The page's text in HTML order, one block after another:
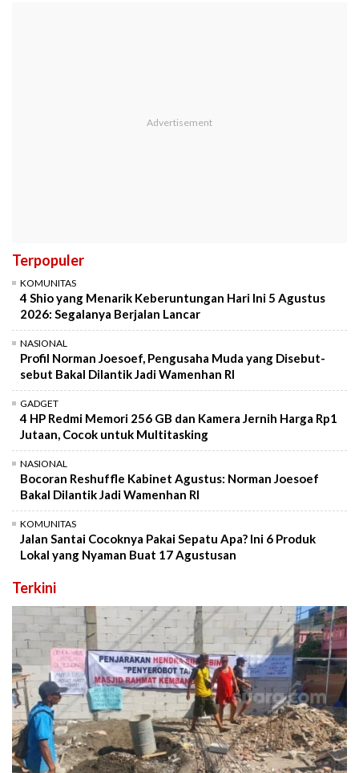
Terpopuler
KOMUNITAS
4 Shio yang Menarik Keberuntungan Hari Ini 5 Agustus
2026: Segalanya Berjalan Lancar
NASIONAL
Profil Norman Joesoef, Pengusaha Muda yang Disebut-
sebut Bakal Dilantik Jadi Wamenhan RI
GADGET
4 HP Redmi Memori 256 GB dan Kamera Jernih Harga Rp1
Jutaan, Cocok untuk Multitasking
NASIONAL
Bocoran Reshuffle Kabinet Agustus: Norman Joesoef
Bakal Dilantik Jadi Wamenhan RI
KOMUNITAS
Jalan Santai Cocoknya Pakai Sepatu Apa? Ini 6 Produk
Lokal yang Nyaman Buat 17 Agustusan
Terkini